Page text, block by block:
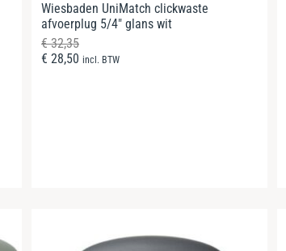
Wiesbaden UniMatch clickwaste
afvoerplug 5/4″ glans wit
€32,35
€ 28,50 incl. BTW